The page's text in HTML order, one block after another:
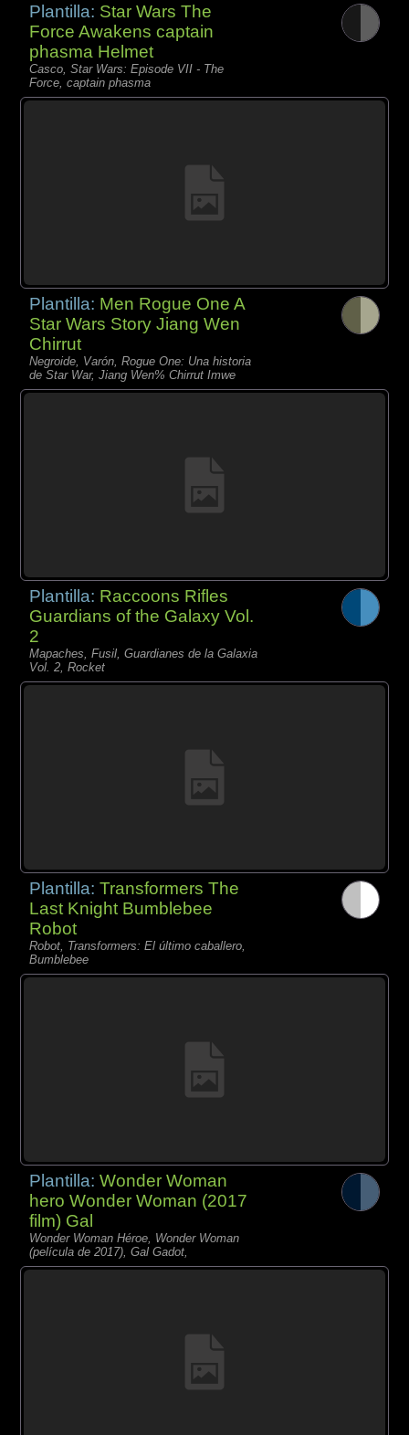
Plantilla: Star Wars The
Force Awakens captain
phasma Helmet
Casco, Star Wars: Episode VII - The
Force, captain phasma
Plantilla: Men Rogue One A
Star Wars Story Jiang Wen
Chirrut
Negroide, Varón, Rogue One: Una historia
de Star War, Jiang Wen% Chirrut Imwe
Plantilla: Raccoons Rifles
Guardians of the Galaxy Vol.
2
Mapaches, Fusil, Guardianes de la Galaxia
Vol. 2, Rocket
Plantilla:Transformers The
Last Knight Bumblebee
Robot
Robot, Transformers: El último caballero,
Bumblebee
Plantilla:Wonder Woman
hero Wonder Woman (2017
film) Gal
Wonder Woman Héroe, Wonder Woman
(película de 2017), Gal Gadot,